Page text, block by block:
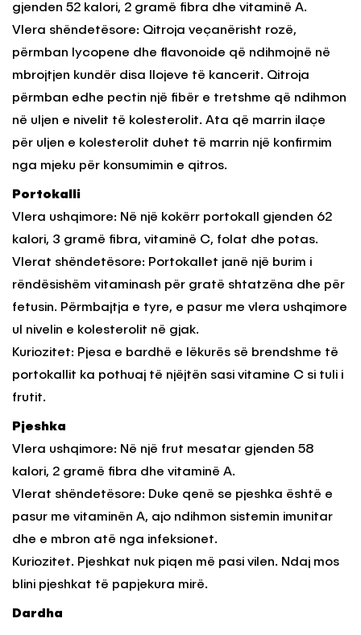
gjenden 52 kalori, 2 gramë fibra dhe vitaminë A.
Vlera shëndetësore: Qitroja veçanërisht rozë,
përmban lycopene dhe flavonoide që ndihmojnë në
mbrojtjen kundër disa llojeve të kancerit. Qitroja
përmban edhe pectin një fibër e tretshme që ndihmon
në uljen e nivelit të kolesterolit. Ata që marrin ilaçe
për uljen e kolesterolit duhet të marrin një konfirmim
nga mjeku për konsumimin e qitros.
Portokalli
Vlera ushqimore: Në një kokërr portokall gjenden 62
kalori, 3 gramë fibra, vitaminë C, folat dhe potas.
Vlerat shëndetësore: Portokallet janë një burim i
rëndësishëm vitaminash për gratë shtatzëna dhe për
fetusin. Përmbajtja e tyre, e pasur me vlera ushqimore
ul nivelin e kolesterolit në gjak.
Kuriozitet: Pjesa e bardhë e lëkurës së brendshme të
portokallit ka pothuaj të njëjtën sasi vitamine C si tuli i
frutit.
Pjeshka
Vlera ushqimore: Në një frut mesatar gjenden 58
kalori, 2 gramë fibra dhe vitaminë A.
Vlerat shëndetësore: Duke qenë se pjeshka është e
pasur me vitaminën A, ajo ndihmon sistemin imunitar
dhe e mbron atë nga infeksionet.
Kuriozitet. Pjeshkat nuk piqen më pasi vilen. Ndaj mos
blini pjeshkat të papjekura mirë.
Dardha